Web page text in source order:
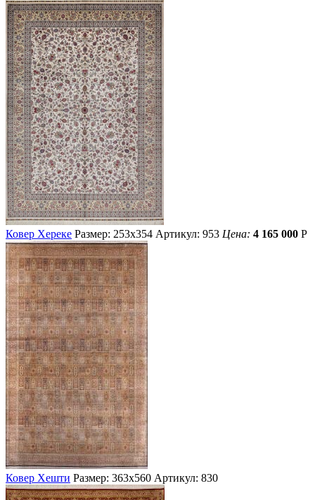
Ковер Хереке Размер: 253х354 Артикул: 953 Цена: 4 165 000 Р
Ковер Хешти Размер: 363х560 Артикул: 830